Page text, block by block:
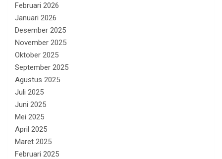
Februari 2026
Januari 2026
Desember 2025
November 2025
Oktober 2025
September 2025
Agustus 2025
Juli 2025
Juni 2025
Mei 2025
April 2025
Maret 2025
Februari 2025